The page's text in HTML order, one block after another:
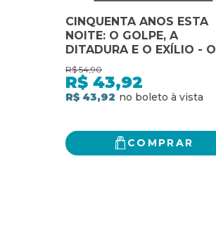
CINQUENTA ANOS ESTA
NOITE: O GOLPE, A
DITADURA E O EXÍLIO - O
GOLPE, A DITADURA E O
EXÍLIO
R$ 54,90
R$ 43,92
R$ 43,92
COMPRAR